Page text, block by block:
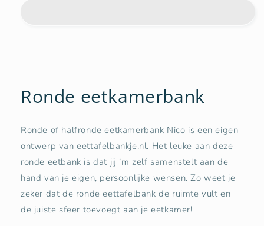
Ronde eetkamerbank
Ronde of halfronde eetkamerbank Nico is een eigen
ontwerp van eettafelbankje.nl. Het leuke aan deze
ronde eetbank is dat jij ‘m zelf samenstelt aan de
hand van je eigen, persoonlijke wensen. Zo weet je
zeker dat de ronde eettafelbank de ruimte vult en
de juiste sfeer toevoegt aan je eetkamer!